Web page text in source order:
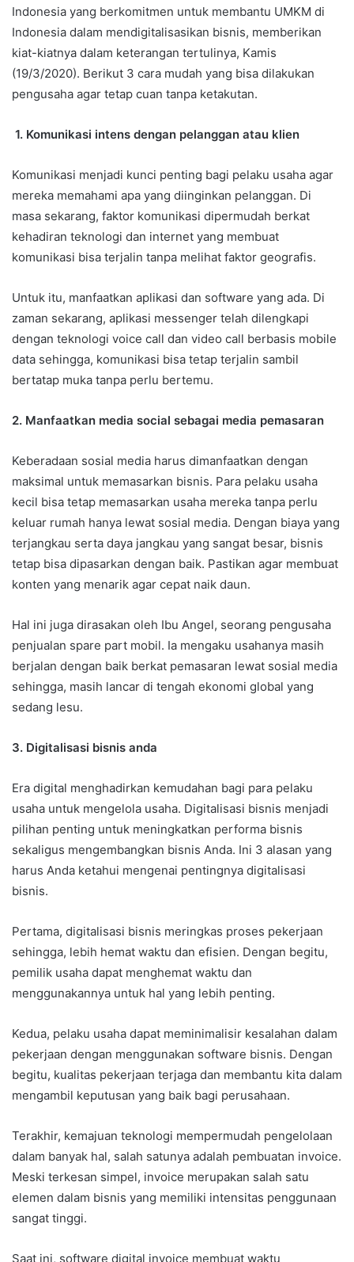
Indonesia yang berkomitmen untuk membantu UMKM di
Indonesia dalam mendigitalisasikan bisnis, memberikan
kiat-kiatnya dalam keterangan tertulinya, Kamis
(19/3/2020). Berikut 3 cara mudah yang bisa dilakukan
pengusaha agar tetap cuan tanpa ketakutan.
1. Komunikasi intens dengan pelanggan atau klien
Komunikasi menjadi kunci penting bagi pelaku usaha agar
mereka memahami apa yang diinginkan pelanggan. Di
masa sekarang, faktor komunikasi dipermudah berkat
kehadiran teknologi dan internet yang membuat
komunikasi bisa terjalin tanpa melihat faktor geografis.
Untuk itu, manfaatkan aplikasi dan software yang ada. Di
zaman sekarang, aplikasi messenger telah dilengkapi
dengan teknologi voice call dan video call berbasis mobile
data sehingga, komunikasi bisa tetap terjalin sambil
bertatap muka tanpa perlu bertemu.
2. Manfaatkan media social sebagai media pemasaran
Keberadaan sosial media harus dimanfaatkan dengan
maksimal untuk memasarkan bisnis. Para pelaku usaha
kecil bisa tetap memasarkan usaha mereka tanpa perlu
keluar rumah hanya lewat sosial media. Dengan biaya yang
terjangkau serta daya jangkau yang sangat besar, bisnis
tetap bisa dipasarkan dengan baik. Pastikan agar membuat
konten yang menarik agar cepat naik daun.
Hal ini juga dirasakan oleh Ibu Angel, seorang pengusaha
penjualan spare part mobil. Ia mengaku usahanya masih
berjalan dengan baik berkat pemasaran lewat sosial media
sehingga, masih lancar di tengah ekonomi global yang
sedang lesu.
3. Digitalisasi bisnis anda
Era digital menghadirkan kemudahan bagi para pelaku
usaha untuk mengelola usaha. Digitalisasi bisnis menjadi
pilihan penting untuk meningkatkan performa bisnis
sekaligus mengembangkan bisnis Anda. Ini 3 alasan yang
harus Anda ketahui mengenai pentingnya digitalisasi
bisnis.
Pertama, digitalisasi bisnis meringkas proses pekerjaan
sehingga, lebih hemat waktu dan efisien. Dengan begitu,
pemilik usaha dapat menghemat waktu dan
menggunakannya untuk hal yang lebih penting.
Kedua, pelaku usaha dapat meminimalisir kesalahan dalam
pekerjaan dengan menggunakan software bisnis. Dengan
begitu, kualitas pekerjaan terjaga dan membantu kita dalam
mengambil keputusan yang baik bagi perusahaan.
Terakhir, kemajuan teknologi mempermudah pengelolaan
dalam banyak hal, salah satunya adalah pembuatan invoice.
Meski terkesan simpel, invoice merupakan salah satu
elemen dalam bisnis yang memiliki intensitas penggunaan
sangat tinggi.
Saat ini, software digital invoice membuat waktu